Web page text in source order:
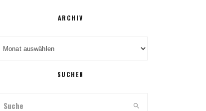
ARCHIV
SUCHEN